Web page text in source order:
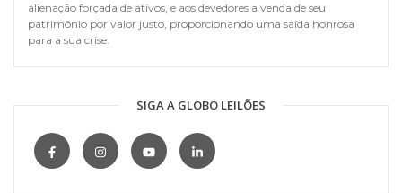
alienação forçada de ativos, e aos devedores a venda de seu
patrimônio por valor justo, proporcionando uma saída honrosa
para a sua crise.
SIGA A GLOBO LEILÕES